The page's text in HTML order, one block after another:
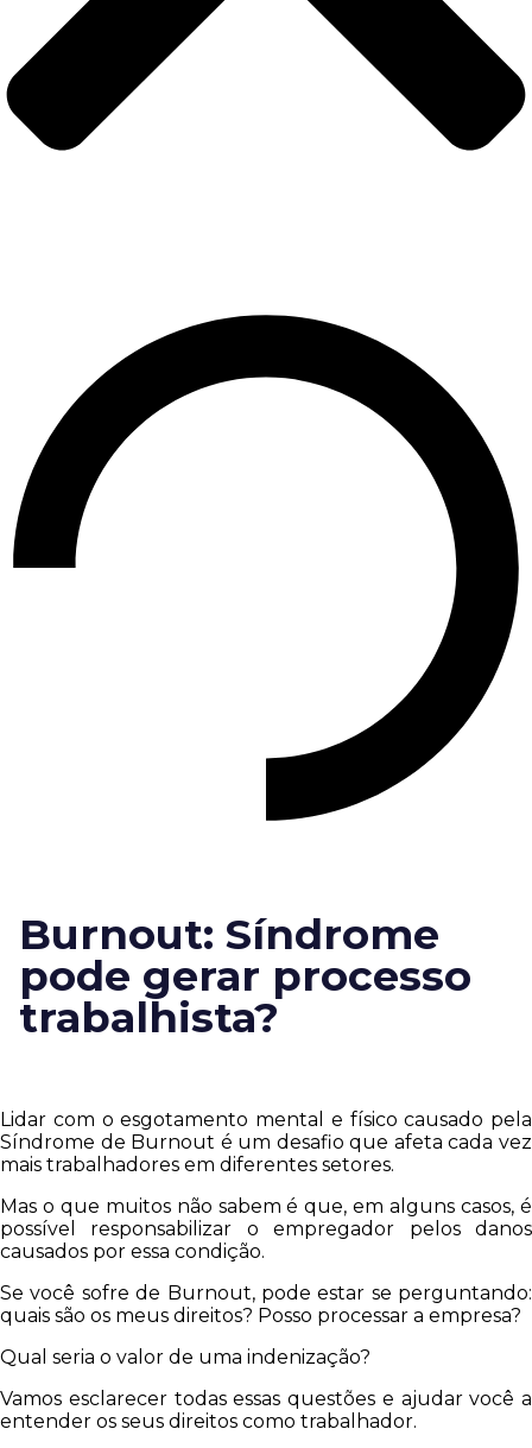
Burnout: Síndrome
pode gerar processo
trabalhista?
Lidar com o esgotamento mental e físico causado pela
Síndrome de Burnout é um desafio que afeta cada vez
mais trabalhadores em diferentes setores.
Mas o que muitos não sabem é que, em alguns casos, é
possível responsabilizar o empregador pelos danos
causados por essa condição.
Se você sofre de Burnout, pode estar se perguntando:
quais são os meus direitos? Posso processar a empresa?
Qual seria o valor de uma indenização?
Vamos esclarecer todas essas questões e ajudar você a
entender os seus direitos como trabalhador.